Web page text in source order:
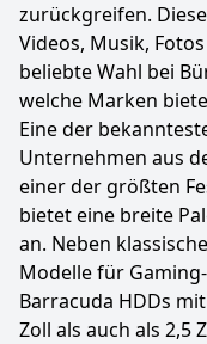
zurückgreifen.
Videos, Musik,
beliebte Wahl bei
welche Marken
Eine der
Unternehmen aus
einer der größten
bietet eine breite
an. Neben
Modelle für
Barracuda HDDs
Zoll als auch als 2,5